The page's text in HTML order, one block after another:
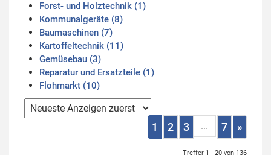
Forst- und Holztechnik (1)
Kommunalgeräte (8)
Baumaschinen (7)
Kartoffeltechnik (11)
Gemüsebau (3)
Reparatur und Ersatzteile (1)
Flohmarkt (10)
1 2 3 ... 7 »
Treffer 1 - 20 von 136